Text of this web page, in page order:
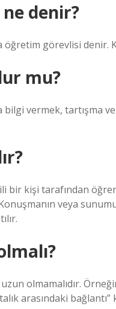
denir?
görevlisi denir.
mu?
vermek, tartışma
bir kişi tarafından
Konuşmanın veya
olmamalıdır.
arasındaki